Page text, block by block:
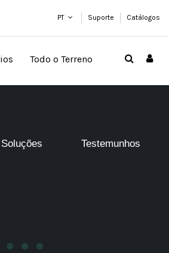
PT Suporte Catálogos
Todo o Terreno
Soluções Testemunhos